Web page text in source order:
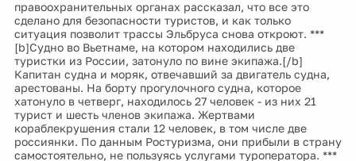
правоохранительных органах рассказал, что все это
сделано для безопасности туристов, и как только
ситуация позволит трассы Эльбруса снова откроют. ***
[b]Судно во Вьетнаме, на котором находились две
туристки из России, затонуло по вине экипажа.[/b]
Капитан судна и моряк, отвечавший за двигатель судна,
арестованы. На борту прогулочного судна, которое
хатонуло в четверг, находилось 27 человек - из них 21
турист и шесть членов экипажа. Жертвами
кораблекрушения стали 12 человек, в том числе две
россиянки. По данным Ростуризма, они прибыли в страну
самостоятельно, не пользуясь услугами туроператора. ***